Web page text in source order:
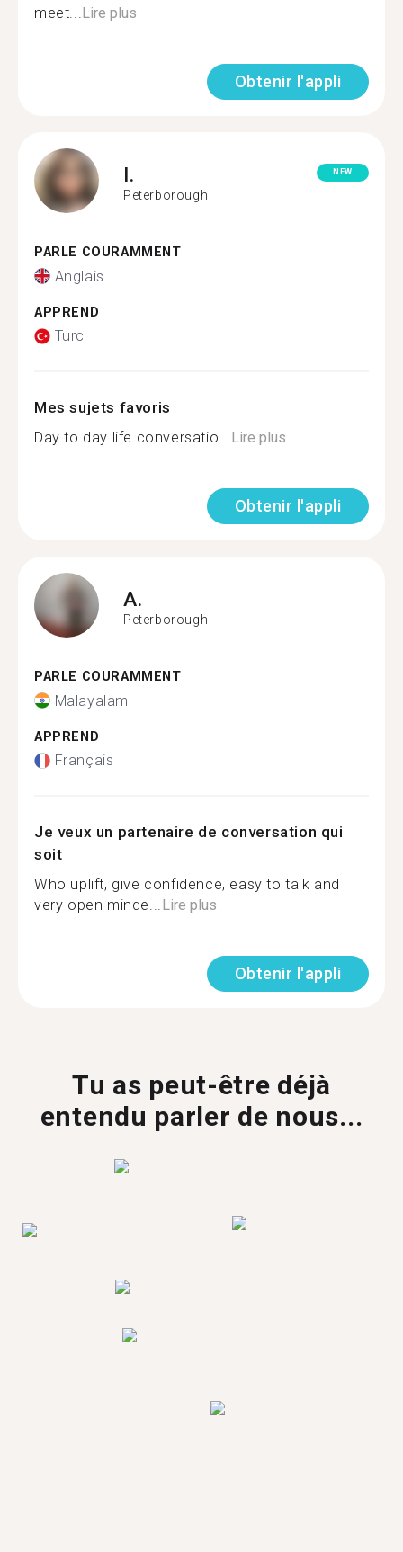
meet...Lire plus
Obtenir l'appli
I.
Peterborough
NEW
PARLE COURAMMENT
Anglais
APPREND
Turc
Mes sujets favoris
Day to day life conversatio...Lire plus
Obtenir l'appli
A.
Peterborough
PARLE COURAMMENT
Malayalam
APPREND
Français
Je veux un partenaire de conversation qui
soit
Who uplift, give confidence, easy to talk and
very open minde...Lire plus
Obtenir l'appli
Tu as peut-être déjà
entendu parler de nous...